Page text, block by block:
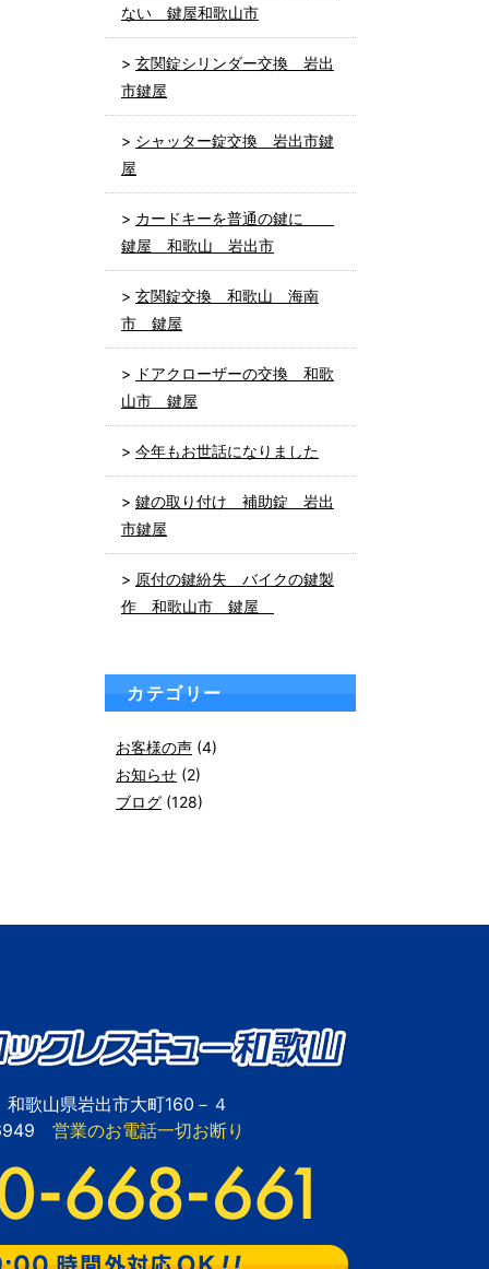
ない 鍵屋和歌山市
玄関錠シリンダー交換 岩出
市鍵屋
シャッター錠交換 岩出市鍵
屋
カードキーを普通の鍵に
鍵屋 和歌山 岩出市
玄関錠交換 和歌山 海南
市 鍵屋
ドアクローザーの交換 和歌
山市 鍵屋
今年もお世話になりました
鍵の取り付け 補助錠 岩出
市鍵屋
原付の鍵紛失 バイクの鍵製
作 和歌山市 鍵屋
カテゴリー
お客様の声 (4)
お知らせ (2)
ブログ (128)
歌山県岩出市大町160－４
営業のお電話一切お断り